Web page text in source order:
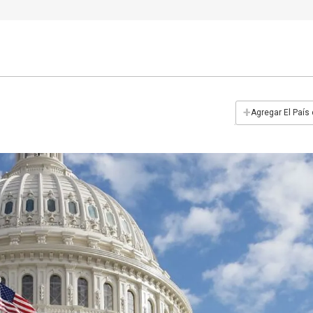
+Agregar El País